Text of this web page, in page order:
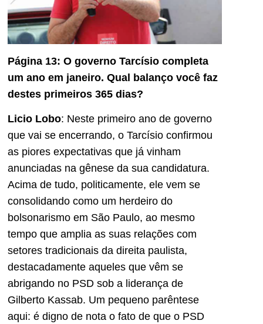
Página 13: O governo Tarcísio completa
um ano em janeiro. Qual balanço você faz
destes primeiros 365 dias?
Licio Lobo: Neste primeiro ano de governo
que vai se encerrando, o Tarcísio confirmou
as piores expectativas que já vinham
anunciadas na gênese da sua candidatura.
Acima de tudo, politicamente, ele vem se
consolidando como um herdeiro do
bolsonarismo em São Paulo, ao mesmo
tempo que amplia as suas relações com
setores tradicionais da direita paulista,
destacadamente aqueles que vêm se
abrigando no PSD sob a liderança de
Gilberto Kassab. Um pequeno parêntese
aqui: é digno de nota o fato de que o PSD